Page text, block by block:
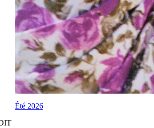
Été 2026